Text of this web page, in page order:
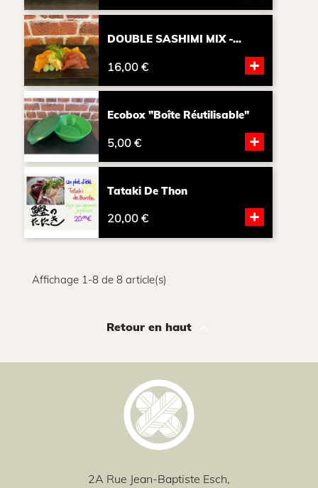
DOUBLE SASHIMI MIX -...
16,00 € +
Ecobox "boîte Réutilisable"
5,00 € +
Tataki De Thon
20,00 € +
Affichage 1-8 de 8 article(s)
Retour en haut
2A Rue Jean-Baptiste Esch,